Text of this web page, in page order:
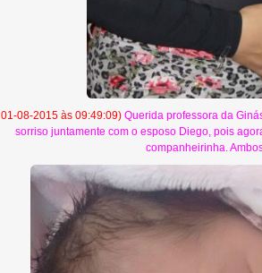
01-08-2015 às 09:49:09) Querida professora da
sorriso juntamente com o esposo Diego, pois
companheirinha.